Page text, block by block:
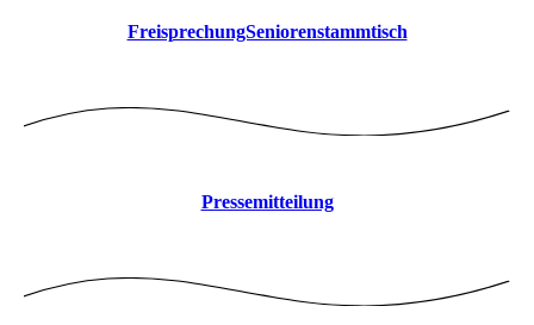
FreisprechungSeniorenstammtisch
Pressemitteilung